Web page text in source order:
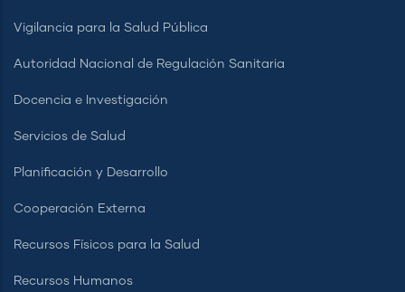
Vigilancia para la Salud Pública
Autoridad Nacional de Regulación Sanitaria
Docencia e Investigación
Servicios de Salud
Planificación y Desarrollo
Cooperación Externa
Recursos Físicos para la Salud
Recursos Humanos